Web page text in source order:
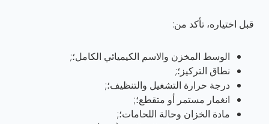
قبل اختياره، تأكد من:
الوسط المخزن والاسم الكيميائي الكامل؛;
نطاق التركيز؛;
درجة حرارة التشغيل والتنظيف؛;
انغمار مستمر أو متقطع؛;
مادة الخزان وحالة اللحامات؛;